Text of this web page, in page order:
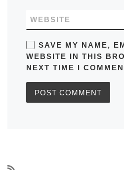
WEBSITE
SAVE MY NAME,
WEBSITE IN THIS
NEXT TIME I